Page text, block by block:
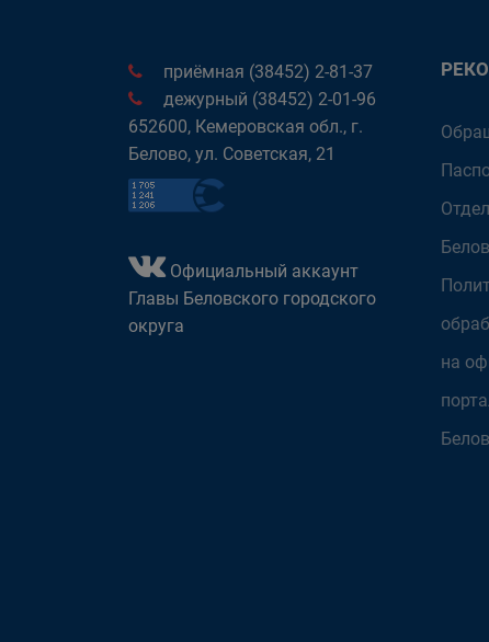
приёмная (38452) 2-81-37
дежурный (38452) 2-01-96
652600, Кемеровская обл., г.
Белово, ул. Советская, 21
Официальный аккаунт
Главы Беловского городского
округа
на